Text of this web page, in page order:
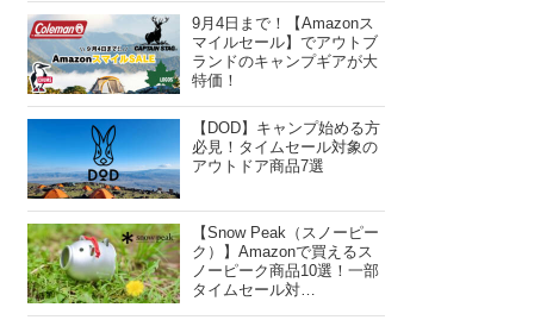
9月4日まで！【Amazonス
マイルセール】でアウトブ
ランドのキャンプギアが大
特価！
【DOD】キャンプ始める方
必見！タイムセール対象の
アウトドア商品7選
【Snow Peak（スノーピー
ク）】Amazonで買えるス
ノーピーク商品10選！一部
タイムセール対…